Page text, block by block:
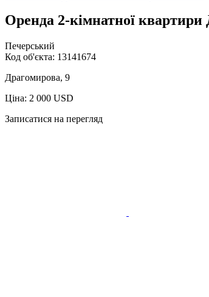
Оренда 2-кімнатної
Печерський
Код об'єкта: 13141674
Драгомирова, 9
Ціна: 2 000 USD
Записатися на перегляд